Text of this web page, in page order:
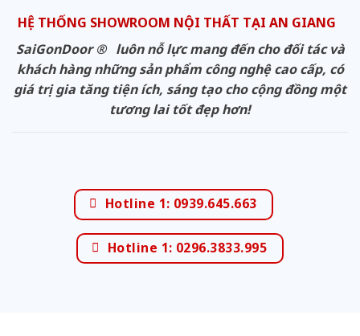
HỆ THỐNG SHOWROOM NỘI THẤT TẠI AN GIANG
SaiGonDoor ® luôn nỗ lực mang đến cho đối tác và
khách hàng những sản phẩm công nghệ cao cấp, có
giá trị gia tăng tiện ích, sáng tạo cho cộng đồng một
tương lai tốt đẹp hơn!
Hotline 1: 0939.645.663
Hotline 1: 0296.3833.995